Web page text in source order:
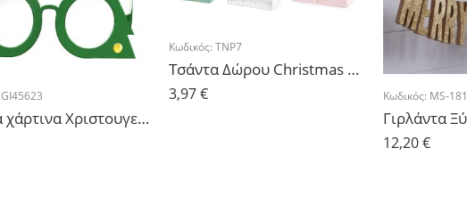
GI45623
Γυαλιά χάρτινα Χριστουγεννιάτικο Δέντρο – 6τμχ.
Κωδικός: TNP7
Τσάντα Δώρου Christmas – 3 τμχ.
3,97€ Κωδικός: MS-
12,20€